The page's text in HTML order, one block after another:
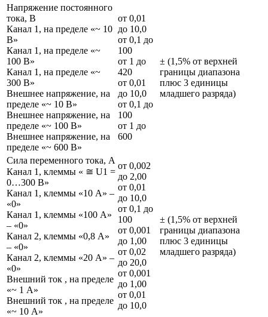
Напряжение постоянного
тока, В
Канал 1, на пределе «~ 10
В»
Канал 1, на пределе «~
100 В»
Канал 1, на пределе «~
300 В»
Внешнее напряжение, на
пределе «~ 10 В»
Внешнее напряжение, на
пределе «~ 100 В»
Внешнее напряжение, на
пределе «~ 600 В»
от 0,01
до 10,0
от 0,1 до
100
от 1 до
420
от 0,01
до 10,0
от 0,1 до
100
от 1 до
600
± (1,5% от верхней
границы диапазона
плюс 3 единицы
младшего разряда)
Сила переменного тока, А
Канал 1, клеммы « ≅ U1 =
0…300 В»
Канал 1, клеммы «10 А» –
«0»
Канал 1, клеммы «100 А»
– «0»
Канал 2, клеммы «0,8 А»
– «0»
Канал 2, клеммы «20 А» –
«0»
Внешний ток , на пределе
«~ 1 А»
Внешний ток , на пределе
«~ 10 А»
от 0,002
до 2,00
от 0,01
до 10,0
от 0,1 до
100
от 0,001
до 1,00
от 0,02
до 20,0
от 0,001
до 1,00
от 0,01
до 10,0
± (1,5% от верхней
границы диапазона
плюс 3 единицы
младшего разряда)